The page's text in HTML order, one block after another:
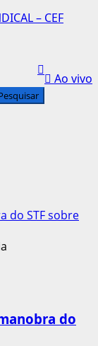
– CEF
Ao vivo
do STF sobre
do